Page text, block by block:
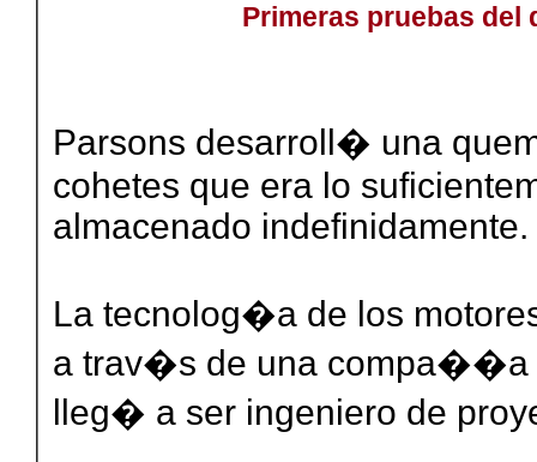
Primeras pruebas del
Parsons desarroll� una
cohetes que era lo
almacenado indefinidamente.
La tecnolog�a de los
a trav�s de una compa��a
lleg� a ser ingeniero de